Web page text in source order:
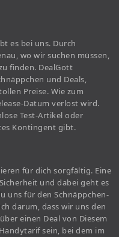
es bei uns. Durch
wo wir suchen müssen,
finden. DealGott
und Deals,
Preise. Wie zum
Datum verlost wird.
Test-Artikel oder
Kontingent gibt.
für dich sorgfältig. Eine
und dabei geht es
uns für den Schnäppchen-
darum, dass wir uns den
einen Deal von Diesem
sein, bei dem im